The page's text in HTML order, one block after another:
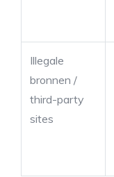
Illegale
bronnen /
third-party
sites